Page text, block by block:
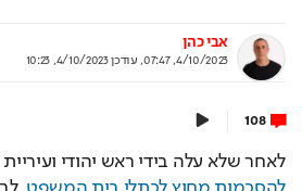
אבי כהן
4/10/2023, 07:47
,עודכן4/10/2023, 10:23
108
לאחר שלא עלה בידי ראש יהודי ועיריית